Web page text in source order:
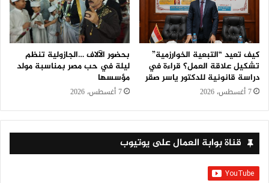
كيف تعيد “التبعية الخوارزمية”
تشكيل علاقة العمل؟ قراءة في
دراسة قانونية للدكتور ياسر صقر
7 أغسطس، 2026
بحضور الآلاف …الجازولية تنظم
ليلة في حب مصر بمناسبة مولد
مؤسسها
7 أغسطس، 2026
قناة بوابة العمال على يوتيوب